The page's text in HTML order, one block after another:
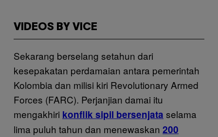
VIDEOS BY VICE
Sekarang berselang setahun dari
kesepakatan perdamaian antara pemerintah
Kolombia dan milisi kiri Revolutionary Armed
Forces (FARC). Perjanjian damai itu
mengakhiri konflik sipil bersenjata selama
lima puluh tahun dan menewaskan 200